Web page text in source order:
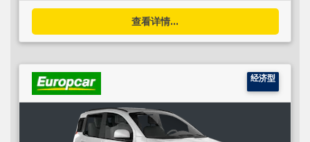
查看详情...
经济型